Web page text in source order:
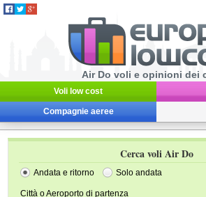
Air Do voli e opinioni dei
Voli low cost
Compagnie aeree
Cerca voli Air Do
Andata e ritorno Solo andata
Città o Aeroporto di partenza